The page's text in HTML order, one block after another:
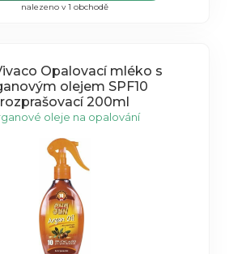
nalezeno v 1 obchodě
Opalovací mléko s
olejem SPF10
rozprašovací 200ml
oleje na opalování